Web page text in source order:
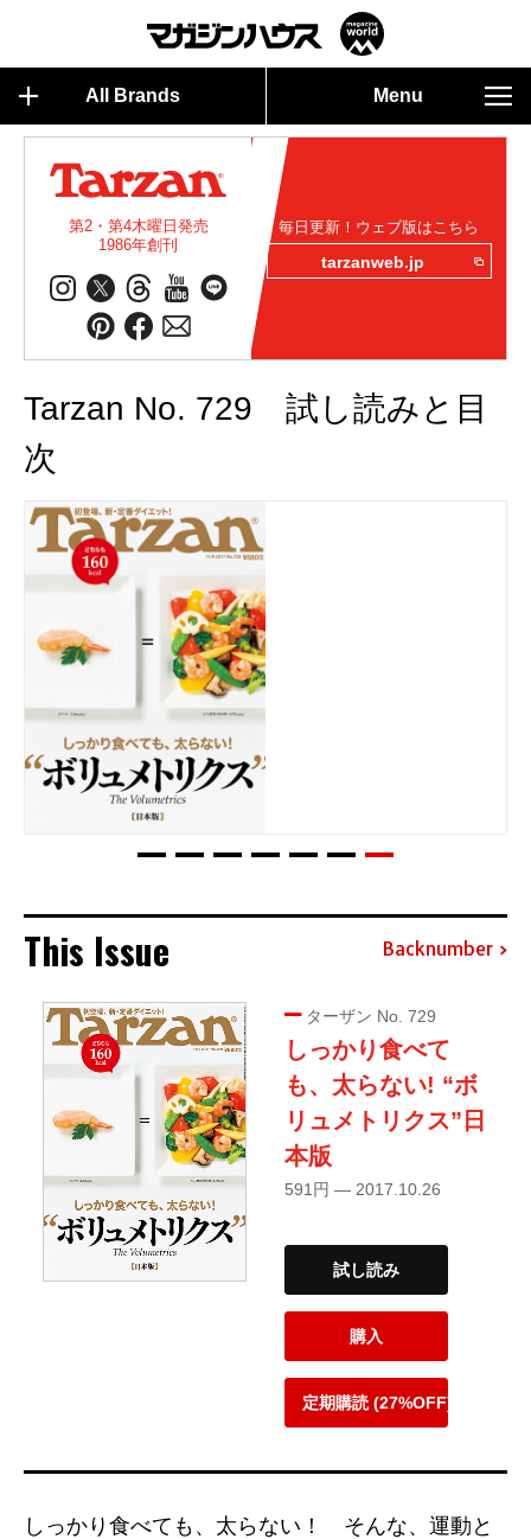
All Brands Menu
第2・第4木曜日発売
1986年創刊
毎日更新！ウェブ版はこちら
tarzanweb.jp
Tarzan No. 729 試し読みと目
次
This Issue Backnumber
ターザン No. 729
しっかり食べて
も、太らない! “ボ
リュメトリクス”日
本版
591円 — 2017.10.26
試し読み
購入
定期購読 (27%OFF)
しっかり食べても、太らない！ そんな、運動と